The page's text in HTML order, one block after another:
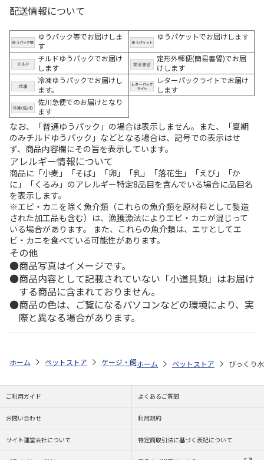
配送情報について
ゆうパック等でお届けしま
す
ゆうパケットでお届けします
チルドゆうパックでお届け
します
定形外郵便(簡易書留)でお届
けします
冷凍ゆうパックでお届けし
ます。
レターパックライトでお届け
します
佐川急便でのお届けとなり
ます
なお、「普通ゆうパック」の場合は表示しません。また、「夏期
のみチルドゆうパック」などとなる場合は、記号での表示はせ
ず、商品内容欄にその旨を表示しています。
アレルギー情報について
商品に「小麦」「そば」「卵」「乳」「落花生」「えび」「か
に」「くるみ」のアレルギー特定8品目を含んでいる場合に品目名
を表示します。
※エビ・カニを除く魚介類（これらの魚介類を原材料として製造
された加工品も含む）は、漁獲漁法によりエビ・カニが混じって
いる場合があります。 また、これらの魚介類は、エサとしてエ
ビ・カニを食べている可能性があります。
その他
商品写真はイメージです。
商品内容として記載されていない「小道具類」はお届け
する商品に含まれておりません。
商品の色は、ご覧になるパソコンなどの環境により、実
際と異なる場合があります。
ホーム ペットストア ケージ・飼育その他用品 ベッド・マット・ス
ホーム ペットストア びっくり
ご利用ガイド よくあるご質問
お問い合わせ 利用規約
サイト運営会社について 特定商取引法に基づく表記について